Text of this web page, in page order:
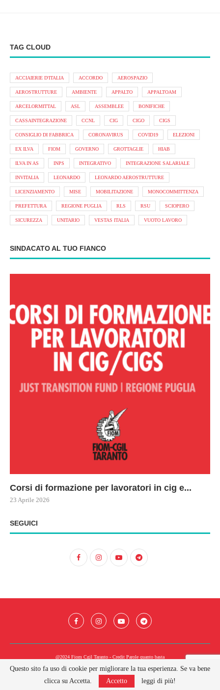
TAG CLOUD
ACCIAIERIE D'ITALIA ACCORDO AEROSPAZIO
AEROSTRUTTURE AMBIENTE APPALTO APPALTOAM
ARCELORMITTAL ASL ASSEMBLEE BONIFICHE
CASSAINTEGRAZIONE CCNL CIG CIGO CIGS
CONSIGLIO DI FABBRICA CORONAVIRUS COVID19 ELEZIONI
EX ILVA FIOM GOVERNO GROTTAGLIE HIAB
ILVA IN AS INPS INTEGRATIVO INTEGRAZIONE SALARIALE
INVITALIA LEONARDO LEONARDO AEROSTRUTTURE
LICENZIAMENTO MISE MOBILITAZIONE MONOCOMMITTENZA
PREFETTURA REGIONE PUGLIA RLS RSU SCIOPERO
SICUREZZA UNITARIO VESTAS ITALIA VUOTO LAVORO
SINDACATO AL TUO FIANCO
Corsi di formazione per lavoratori in cig e...
23 Aprile 2026
SEGUICI
@2024 Fiom Cgil Taranto - Credit Parole quanto basta
BACK TO TOP
Questo sito fa uso di cookie per migliorare la tua esperienza. Se va bene
clicca su Accetta.
Accetto leggi di più!